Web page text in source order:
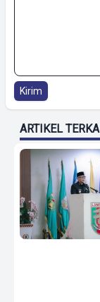
Kirim
ARTIKEL